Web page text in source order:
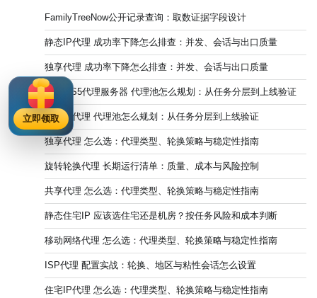
FamilyTreeNow公开记录查询：取数证据字段设计
静态IP代理 成功率下降怎么排查：并发、会话与出口质量
独享代理 成功率下降怎么排查：并发、会话与出口质量
SOCKS5代理服务器 代理池怎么规划：从任务分层到上线验证
住宅IP代理 代理池怎么规划：从任务分层到上线验证
独享代理 怎么选：代理类型、轮换策略与稳定性指南
旋转轮换代理 长期运行清单：质量、成本与风险控制
共享代理 怎么选：代理类型、轮换策略与稳定性指南
静态住宅IP 应该选住宅还是机房？按任务风险和成本判断
移动网络代理 怎么选：代理类型、轮换策略与稳定性指南
ISP代理 配置实战：轮换、地区与粘性会话怎么设置
住宅IP代理 怎么选：代理类型、轮换策略与稳定性指南
立即领取